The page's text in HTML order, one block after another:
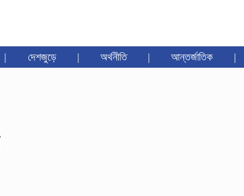
| দেশজুড়ে | অর্থনীতি | আন্তর্জাতিক |